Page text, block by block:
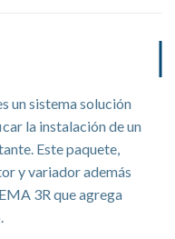
un sistema solución
la instalación de un
Este paquete,
y variador además
3R que agrega